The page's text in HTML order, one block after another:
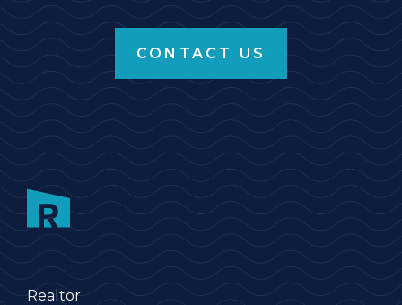
CONTACT US
Realtor